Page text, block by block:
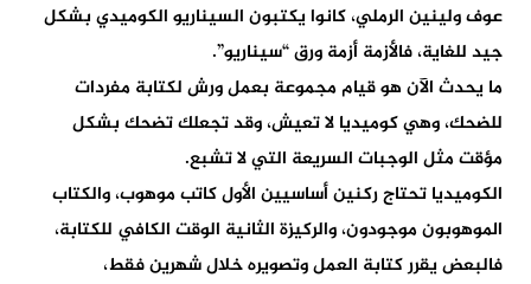
عوف ولينين الرملي، كانوا يكتبون السيناريو الكوميدي بشكل
جيد للغاية، فالأزمة أزمة ورق “سيناريو”.
ما يحدث الآن هو قيام مجموعة بعمل ورش لكتابة مفردات
للضحك، وهي كوميديا لا تعيش، وقد تجعلك تضحك بشكل
مؤقت مثل الوجبات السريعة التي لا تشبع.
الكوميديا تحتاج ركنين أساسيين الأول كاتب موهوب، والكتاب
الموهوبون موجودون، والركيزة الثانية الوقت الكافي للكتابة،
فالبعض يقرر كتابة العمل وتصويره خلال شهرين فقط،